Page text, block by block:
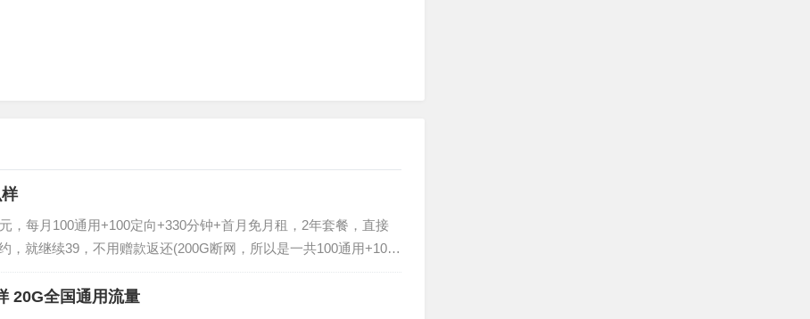
，每月100通用+100定向+330分钟+首月免月租，2年套餐，直接
，就继续39，不用赠款返还(200G断网，所以是一共100通用+100
：广东茂名 套餐全国通用拜访地：移动的都支持是否限速：不限速
20G全国通用流量